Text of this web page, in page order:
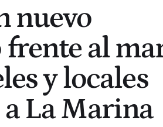
nuevo
al
y locales
La Marina